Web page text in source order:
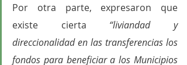
Por otra parte, expresaron que
existe cierta “liviandad y
direccionalidad en las transferencias los
fondos para beneficiar a los Municipios